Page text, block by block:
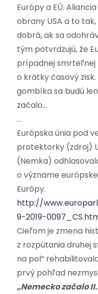
Európy a EÚ.
obrany USA a to
dobrá, ak sa
tým potvrdzujú, že
prípadnej smrteľnej
o krátky časový
gombíka sa budú
začalo…
…
Európska únia pod
protektorky (zdroj)
(Nemka)
o význame
Európy.
http://
9-2019-
Cieľom je zmena
z rozpútania druhej
na pol“
prvý pohľad
„Nemecko začalo